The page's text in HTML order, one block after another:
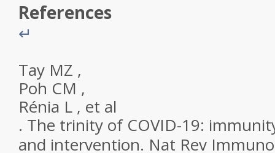
References
↵
Tay MZ ,
Poh CM ,
Rénia L , et al
. The trinity of COVID-19:
and intervention. Nat Rev